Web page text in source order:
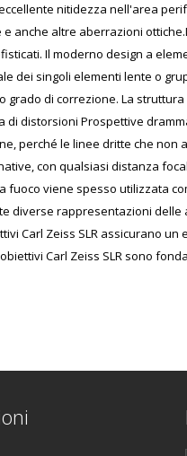
nitidezza nell'area
anche altre aberrazioni
Il moderno design a
dei singoli elementi lente o
di correzione. La
distorsioni Prospettive
perché le linee dritte che
con qualsiasi distanza
viene spesso utilizzata
rappresentazioni
Carl Zeiss SLR assicurano
Carl Zeiss SLR sono